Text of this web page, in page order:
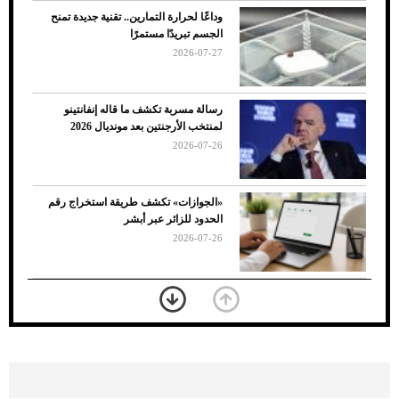
7 نصائح لاختيار لون البنطلون المناسب للقميص
الأسود
وداعًا لحرارة التمارين.. تقنية جديدة تمنح
الجسم تبريدًا مستمرًا
2026-07-27
رسالة مسربة تكشف ما قاله إنفانتينو
لمنتخب الأرجنتين بعد مونديال 2026
2026-07-26
«الجوازات» تكشف طريقة استخراج رقم
الحدود للزائر عبر أبشر
2026-07-26
بعد 7 أشهر من تعرضه لحادث مروع.. جوشوا
يفوز على برينغا بـ"الضربة القاضية" (فيديو)